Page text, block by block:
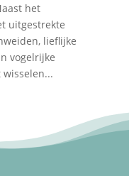
het
uitgestrekte
lieflijke
vogelrijke